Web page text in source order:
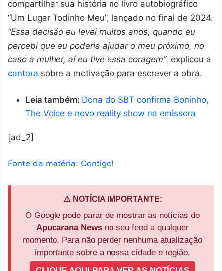
compartilhar sua história no livro autobiográfico
“Um Lugar Todinho Meu”, lançado no final de 2024.
“Essa decisão eu levei muitos anos, quando eu
percebi que eu poderia ajudar o meu próximo, no
caso a mulher, aí eu tive essa coragem”, explicou a
cantora sobre a motivação para escrever a obra.
Leia também: Dona do SBT confirma Boninho,
The Voice e novo reality show na emissora
[ad_2]
Fonte da matéria: Contigo!
⚠️ NOTÍCIA IMPORTANTE:
O Google pode parar de mostrar as notícias do
Apucarana News no seu feed a qualquer
momento. Para não perder nenhuma atualização
importante sobre a nossa cidade e região,